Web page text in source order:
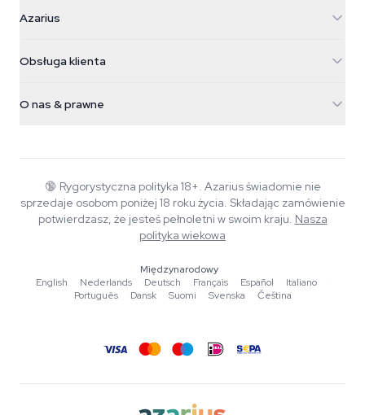
Galvaniweg 11
Nederland
+31(0)204897914
Azarius
Magiczne grzyby
Smokeshop
Obsługa klienta
Polityka zwrotów
Polityka prywatności
O nas & prawne
Wiki
Autorzy
Promocje
🔞 Rygorystyczna polityka 18+. Azarius świadomie nie
sprzedaje osobom poniżej 18 roku życia. Składając zamówienie
potwierdzasz, że jesteś pełnoletni w swoim kraju. Nasza
polityka wiekowa
Międzynarodowy
English
·Nederlands ·Deutsch ·Français ·Español ·Italiano
·
Português
·Dansk ·Suomi ·Svenska ·Čeština